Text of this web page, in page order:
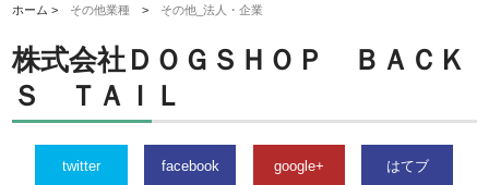
ホーム > その他業種 > その他_法人・企業
株式会社ＤＯＧＳＨＯＰ ＢＡＣＫ
Ｓ ＴＡＩＬ
twitter facebook google+ はてブ